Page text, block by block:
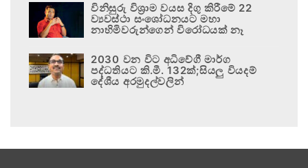
විනිසුරු විශ්‍රාම වයස දිගු කිරීමේ 22
ව්‍යවස්ථා සංශෝධනයට මහා
නාහිමිවරුන්ගෙන් විරෝධයක් නෑ
2030 වන විට අධිවේගී මාර්ග
පද්ධතියට කි.මී. 132ක්;සියලු වියදම්
දේශීය අරමුදල්වලින්